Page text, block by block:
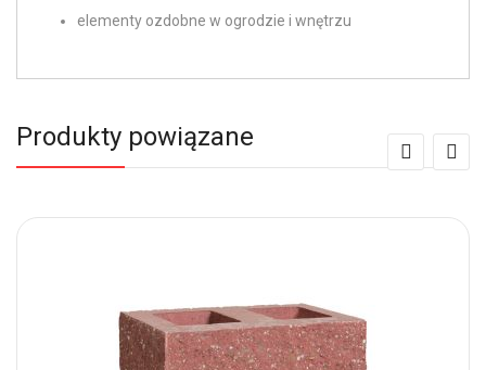
elementy ozdobne w ogrodzie i wnętrzu
Produkty powiązane